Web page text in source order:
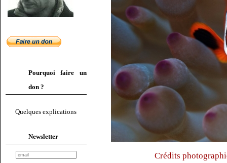
Pourquoi faire un
don ?
Quelques explications
Newsletter
Crédits